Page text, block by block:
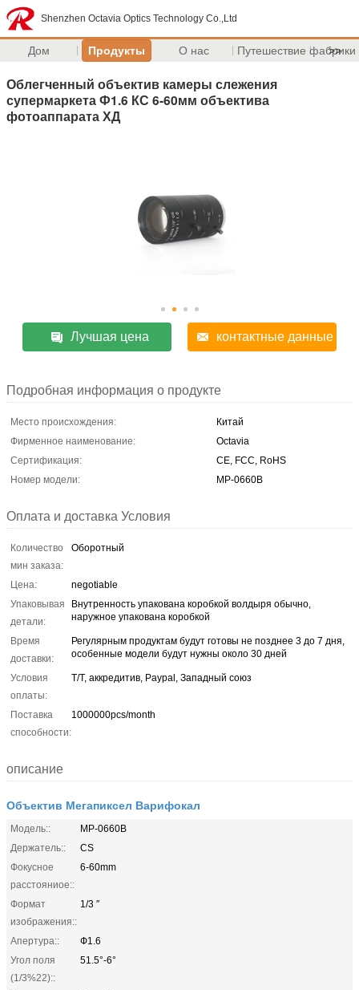
Shenzhen Octavia Optics Technology Co.,Ltd
Дом Продукты О нас Путешествие фабрики
>>
Облегченный объектив камеры слежения
супермаркета Ф1.6 КС 6-60мм объектива
фотоаппарата ХД
Лучшая цена контактные данные
Подробная информация о продукте
Место происхождения:
Китай
Фирменное наименование:
Octavia
Сертификация:
CE, FCC, RoHS
Номер модели:
МР-0660В
Оплата и доставка Условия
Количество
мин заказа:
Оборотный
Цена:
negotiable
Упаковывая
детали:
Внутренность упакована коробкой волдыря обычно,
наружное упакована коробкой
Время
доставки:
Регулярным продуктам будут готовы не позднее 3 до 7 дня,
особенные модели будут нужны около 30 дней
Условия
оплаты:
T/T, аккредитив, Paypal, Западный союз
Поставка
способности:
1000000pcs/month
описание
Объектив Мегапиксел Варифокал
Модель::
МР-0660В
Держатель::
CS
Фокусное
расстояниое::
6-60mm
Формат
изображения::
1/3 ″
Апертура::
Ф1.6
Угол поля
(1/3%22)::
51.5°-6°